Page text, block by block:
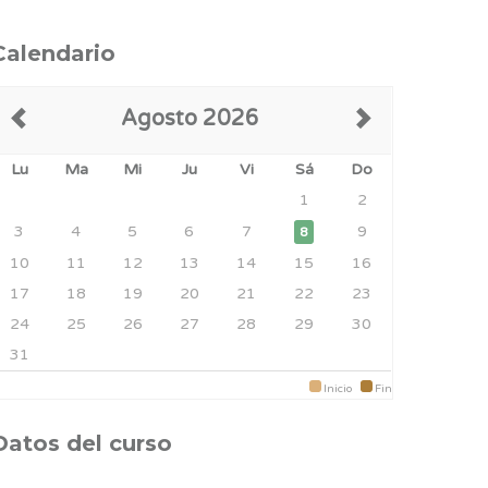
Agosto 2026
Lu Ma Mi Ju Vi Sá
Do
1
2
3
4 5 6 7 8
9
10
11 12 13 14 15
16
17
18 19 20 21 22
23
24
25 26 27 28 29
30
31
Inicio Fin
del curso